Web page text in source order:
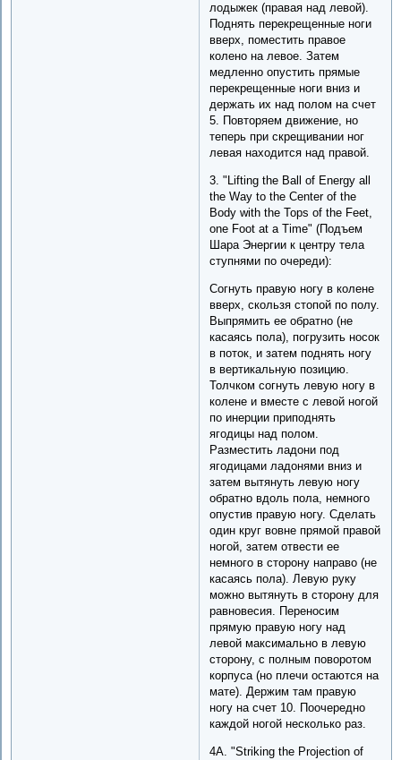
лодыжек (правая над левой).
Поднять перекрещенные ноги
вверх, поместить правое
колено на левое. Затем
медленно опустить прямые
перекрещенные ноги вниз и
держать их над полом на счет
5. Повторяем движение, но
теперь при скрещивании ног
левая находится над правой.
3. "Lifting the Ball of Energy all
the Way to the Center of the
Body with the Tops of the Feet,
one Foot at a Time" (Подъем
Шара Энергии к центру тела
ступнями по очереди):
Согнуть правую ногу в колене
вверх, скользя стопой по полу.
Выпрямить ее обратно (не
касаясь пола), погрузить носок
в поток, и затем поднять ногу
в вертикальную позицию.
Толчком согнуть левую ногу в
колене и вместе с левой ногой
по инерции приподнять
ягодицы над полом.
Разместить ладони под
ягодицами ладонями вниз и
затем вытянуть левую ногу
обратно вдоль пола, немного
опустив правую ногу. Сделать
один круг вовне прямой правой
ногой, затем отвести ее
немного в сторону направо (не
касаясь пола). Левую руку
можно вытянуть в сторону для
равновесия. Переносим
прямую правую ногу над
левой максимально в левую
сторону, с полным поворотом
корпуса (но плечи остаются на
мате). Держим там правую
ногу на счет 10. Поочередно
каждой ногой несколько раз.
4A. "Striking the Projection of